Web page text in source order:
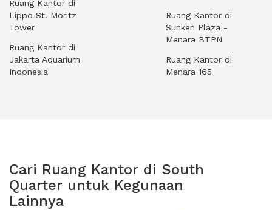
Ruang Kantor di
Lippo St. Moritz
Tower
Ruang Kantor di
Jakarta Aquarium
Indonesia
Ruang Kantor di
Sunken Plaza -
Menara BTPN
Ruang Kantor di
Menara 165
Cari Ruang Kantor di South
Quarter untuk Kegunaan
Lainnya